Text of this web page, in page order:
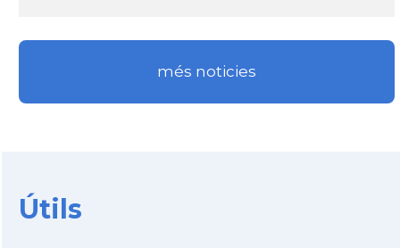
més noticies
Útils